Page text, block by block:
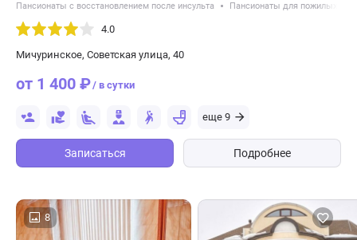
Пансионаты с восстановлением после инсульта Пансионаты для пожилых с
4.0
Мичуринское, Советская улица, 40
от 1 400 ₽/ в сутки
еще 9
Записаться Подробнее
8